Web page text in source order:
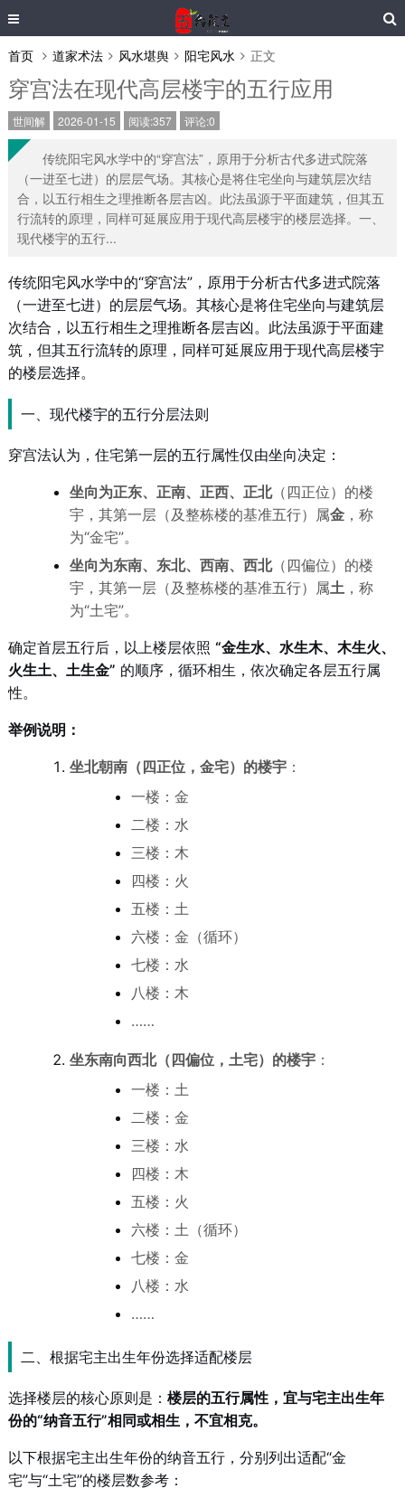
首页 道家术法 风水堪舆 阳宅风水 正文
穿宫法在现代高层楼宇的五行应用
世间解 2026-01-15 阅读:357 评论:0
传统阳宅风水学中的“穿宫法”，原用于分析古代多进式院落
（一进至七进）的层层气场。其核心是将住宅坐向与建筑层次结
合，以五行相生之理推断各层吉凶。此法虽源于平面建筑，但其五
行流转的原理，同样可延展应用于现代高层楼宇的楼层选择。一、
现代楼宇的五行...
传统阳宅风水学中的“穿宫法”，原用于分析古代多进式院落
（一进至七进）的层层气场。其核心是将住宅坐向与建筑层
次结合，以五行相生之理推断各层吉凶。此法虽源于平面建
筑，但其五行流转的原理，同样可延展应用于现代高层楼宇
的楼层选择。
一、现代楼宇的五行分层法则
穿宫法认为，住宅第一层的五行属性仅由坐向决定：
坐向为正东、正南、正西、正北（四正位）的楼
宇，其第一层（及整栋楼的基准五行）属金，称
为“金宅”。
坐向为东南、东北、西南、西北（四偏位）的楼
宇，其第一层（及整栋楼的基准五行）属土，称
为“土宅”。
确定首层五行后，以上楼层依照 “金生水、水生木、木生火、
火生土、土生金” 的顺序，循环相生，依次确定各层五行属
性。
举例说明：
坐北朝南（四正位，金宅）的楼宇：
一楼：金
二楼：水
三楼：木
四楼：火
五楼：土
六楼：金（循环）
七楼：水
八楼：木
……
坐东南向西北（四偏位，土宅）的楼宇：
一楼：土
二楼：金
三楼：水
四楼：木
五楼：火
六楼：土（循环）
七楼：金
八楼：水
……
二、根据宅主出生年份选择适配楼层
选择楼层的核心原则是： 楼层的五行属性，宜与宅主出生年
份的“纳音五行”相同或相生，不宜相克。
以下根据宅主出生年份的纳音五行，分别列出适配“金
宅”与“土宅”的楼层数参考：